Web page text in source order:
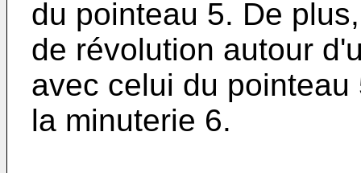
du pointeau 5. De
de révolution autour
avec celui du
la minuterie 6.